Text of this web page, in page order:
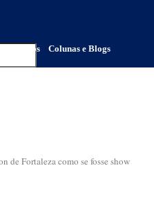
Negócios Colunas e Blogs
de Fortaleza como se fosse show